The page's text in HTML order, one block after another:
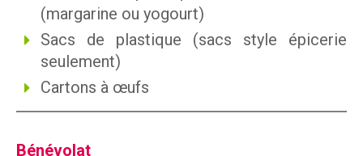
(margarine ou yogourt)
Sacs de plastique (sacs style épicerie
seulement)
Cartons à œufs
Bénévolat